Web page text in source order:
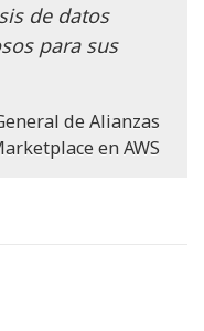
de datos
para sus
de Alianzas
en AWS